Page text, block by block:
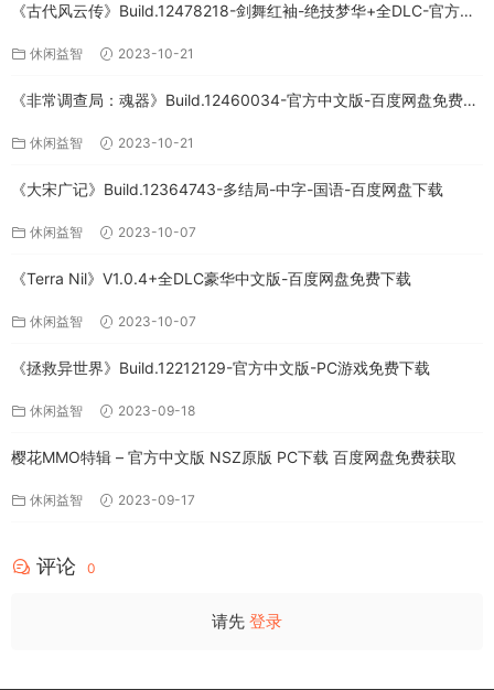
《古代风云传》Build.12478218-剑舞红袖-绝技梦华+全DLC-官方中
休闲益智 2023-10-21
《非常调查局：魂器》Build.12460034-官方中文版-百度网盘免费下
休闲益智 2023-10-21
《大宋广记》Build.12364743-多结局-中字-国语-百度网盘下载
休闲益智 2023-10-07
《Terra Nil》V1.0.4+全DLC豪华中文版-百度网盘免费下载
休闲益智 2023-10-07
《拯救异世界》Build.12212129-官方中文版-PC游戏免费下载
休闲益智 2023-09-18
樱花MMO特辑 – 官方中文版 NSZ原版 PC下载 百度网盘免费获取
休闲益智 2023-09-17
评论 0
请先 登录